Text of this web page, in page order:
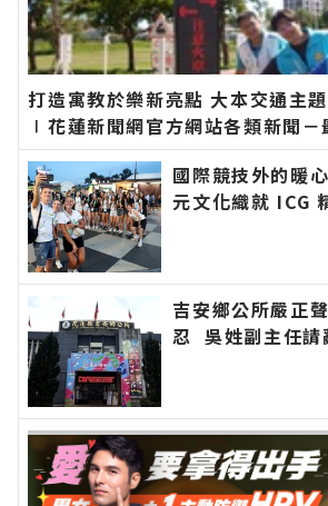
打造寓教於樂新亮點 大本交通主
∣花蓮新聞網官方網站各類新聞－
聞報導 最新的在地資訊！
國際競技外的暖
元文化織就 ICG
訊！
吉安鄉公所嚴正
忍 吳姓副主任